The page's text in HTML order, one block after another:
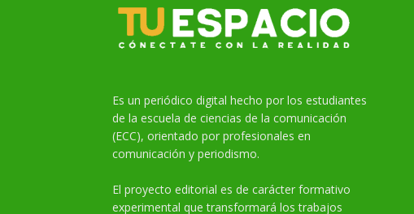
Es un periódico digital hecho por los estudiantes
de la escuela de ciencias de la comunicación
(ECC), orientado por profesionales en
comunicación y periodismo.
El proyecto editorial es de carácter formativo
experimental que transformará los trabajos